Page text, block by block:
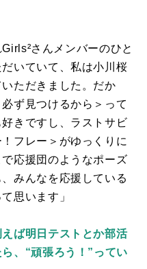
Girls²さんメンバーのひと
いていて、私は小川桜
ただきました。だか
ず見つけるから＞って
きですし、ラストサビ
フレー＞がゆっくりに
応援団のようなポーズ
みんなを応援している
思います」
ば明日テストとか部活
、“頑張ろう！”ってい